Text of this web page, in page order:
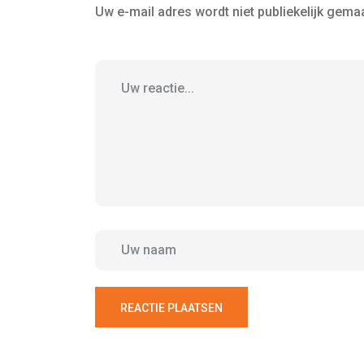
Uw e-mail adres wordt niet publiekelijk
REACTIE PLAATSEN